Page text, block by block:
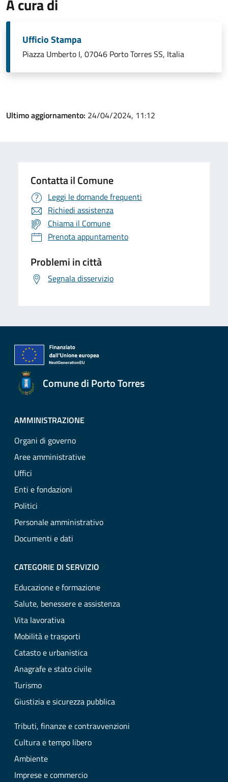
A cura di
Ufficio Stampa
Piazza Umberto I, 07046 Porto Torres SS, Italia
Ultimo aggiornamento: 24/04/2024, 11:12
Contatta il Comune
Leggi le domande frequenti
Richiedi assistenza
Chiama il Comune
Prenota appuntamento
Problemi in città
Segnala disservizio
Comune di Porto Torres
AMMINISTRAZIONE
Organi di governo
Aree amministrative
Uffici
Enti e fondazioni
Politici
Personale amministrativo
Documenti e dati
CATEGORIE DI SERVIZIO
Educazione e formazione
Salute, benessere e assistenza
Vita lavorativa
Mobilità e trasporti
Catasto e urbanistica
Anagrafe e stato civile
Turismo
Giustizia e sicurezza pubblica
Tributi, finanze e contravvenzioni
Cultura e tempo libero
Ambiente
Imprese e commercio